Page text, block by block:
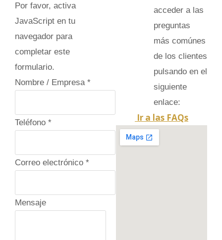
Por favor, activa
JavaScript en tu
navegador para
completar este
formulario.
Nombre / Empresa *
o
u
l
o
/
Teléfono *
Correo electrónico *
Mensaje
acceder a las
preguntas
más comúnes
de los clientes
pulsando en el
siguiente
enlace:
Ir a las FAQs